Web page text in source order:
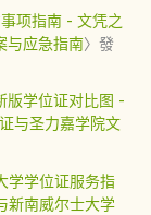
项指南 - 文凭之
与应急指南〉發
版学位证对比图 -
与圣力嘉学院文
学学位证服务指
新南威尔士大学